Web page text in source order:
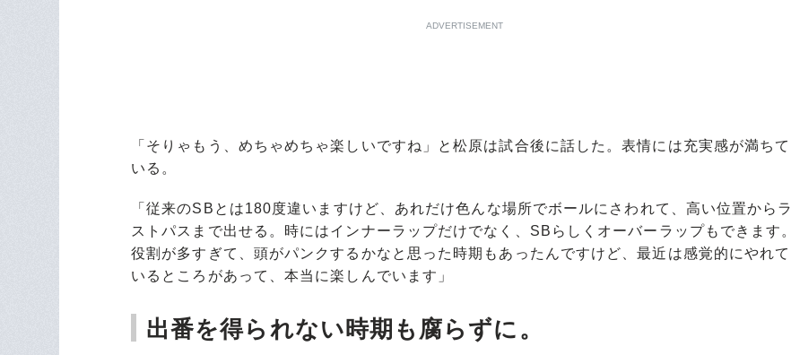
ADVERTISEMENT
「そりゃもう、めちゃめちゃ楽しいですね」と松原は試合後に話した。表情には充実感が満ちて
いる。
「従来のSBとは180度違いますけど、あれだけ色んな場所でボールにさわれて、高い位置からラ
ストパスまで出せる。時にはインナーラップだけでなく、SBらしくオーバーラップもできます。
役割が多すぎて、頭がパンクするかなと思った時期もあったんですけど、最近は感覚的にやれて
いるところがあって、本当に楽しんでいます」
出番を得られない時期も腐らずに。